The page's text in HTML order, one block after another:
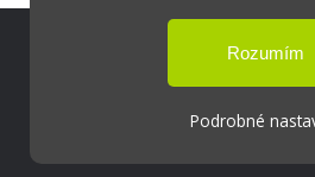
Podrobné
Škola
Strava.cz